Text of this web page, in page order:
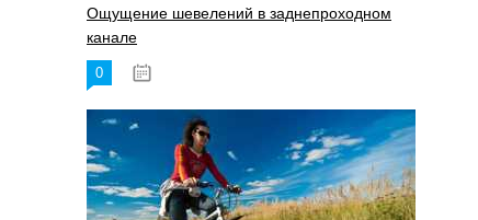
Ощущение шевелений в заднепроходном
канале
0